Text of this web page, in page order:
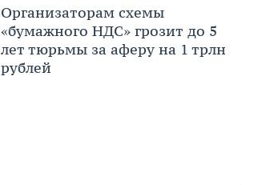
Организаторам схемы
«бумажного НДС» грозит до 5
лет тюрьмы за аферу на 1 трлн
рублей